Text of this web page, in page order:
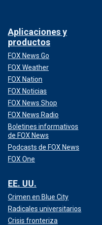
Aplicaciones y
productos
FOX News Go
FOX Weather
FOX Nation
FOX Noticias
FOX News Shop
FOX News Radio
Boletines informativos
de FOX News
Podcasts de FOX News
FOX One
EE. UU.
Crimen en Blue City
Radicales universitarios
Crisis fronteriza